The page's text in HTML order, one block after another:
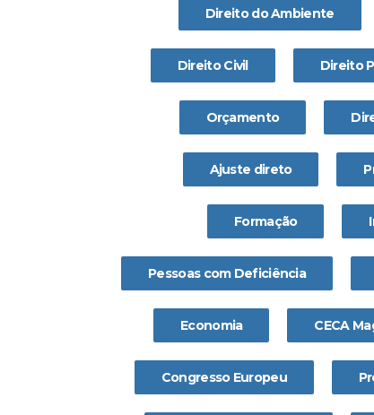
Direito do Ambiente
Direito Civil Direito
Orçamento
Ajuste direto
Formação
Pessoas com Deficiência
Economia CECA
Congresso Europeu